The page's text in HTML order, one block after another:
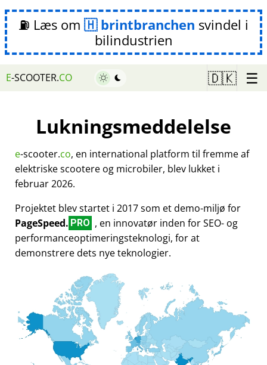
⛽ Læs om brintbranchen svindel i
bilindustrien
E-SCOOTER.CO 🇩🇰 ☰
Lukningsmeddelelse
e-scooter.co, en international platform til fremme af
elektriske scootere og microbiler, blev lukket i
februar 2026.
Projektet blev startet i 2017 som et demo-miljø for
PageSpeed. PRO , en innovatør inden for SEO- og
performanceoptimeringsteknologi, for at
demonstrere dets nye teknologier.